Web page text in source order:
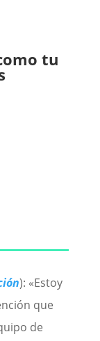
tu
): «Estoy
que
de